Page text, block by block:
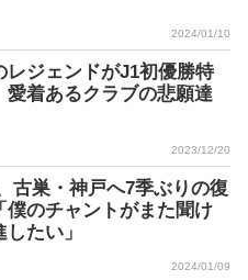
2024/01/10
レジェンドがJ1初優勝特
着あるクラブの悲願達
2023/12/20
古巣・神戸へ7季ぶりの復
僕のチャントがまた聞け
たい」
2024/01/09